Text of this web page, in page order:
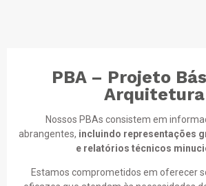
PBA – Projeto
Arquitetura
Nossos PBAs consistem em
abrangentes, incluindo representações
e relatórios técnicos
Estamos comprometidos em oferecer